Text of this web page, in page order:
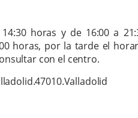
horas y de 16:00 a
horas, por la tarde el
con el centro.
47010.Valladolid